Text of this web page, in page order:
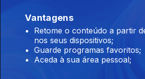
Vantagens
Retome o conteúdo a partir
nos seus dispositivos;
Guarde programas favoritos;
Aceda à sua área pessoal;